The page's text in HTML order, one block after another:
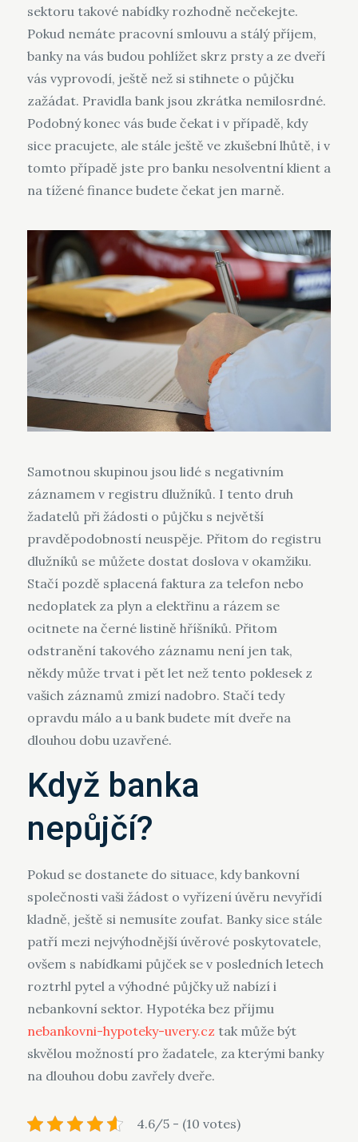
sektoru takové nabídky rozhodně nečekejte.
Pokud nemáte pracovní smlouvu a stálý příjem,
banky na vás budou pohlížet skrz prsty a ze dveří
vás vyprovodí, ještě než si stihnete o půjčku
zažádat. Pravidla bank jsou zkrátka nemilosrdné.
Podobný konec vás bude čekat i v případě, kdy
sice pracujete, ale stále ještě ve zkušební lhůtě, i v
tomto případě jste pro banku nesolventní klient a
na tížené finance budete čekat jen marně.
Samotnou skupinou jsou lidé s negativním
záznamem v registru dlužníků. I tento druh
žadatelů při žádosti o půjčku s největší
pravděpodobností neuspěje. Přitom do registru
dlužníků se můžete dostat doslova v okamžiku.
Stačí pozdě splacená faktura za telefon nebo
nedoplatek za plyn a elektřinu a rázem se
ocitnete na černé listině hříšníků. Přitom
odstranění takového záznamu není jen tak,
někdy může trvat i pět let než tento poklesek z
vašich záznamů zmizí nadobro. Stačí tedy
opravdu málo a u bank budete mít dveře na
dlouhou dobu uzavřené.
Když banka
nepůjčí?
Pokud se dostanete do situace, kdy bankovní
společnosti vaši žádost o vyřízení úvěru nevyřídí
kladně, ještě si nemusíte zoufat. Banky sice stále
patří mezi nejvýhodnější úvěrové poskytovatele,
ovšem s nabídkami půjček se v posledních letech
roztrhl pytel a výhodné půjčky už nabízí i
nebankovní sektor. Hypotéka bez příjmu
nebankovni-hypoteky-uvery.cz tak může být
skvělou možností pro žadatele, za kterými banky
na dlouhou dobu zavřely dveře.
4.6/5 - (10 votes)